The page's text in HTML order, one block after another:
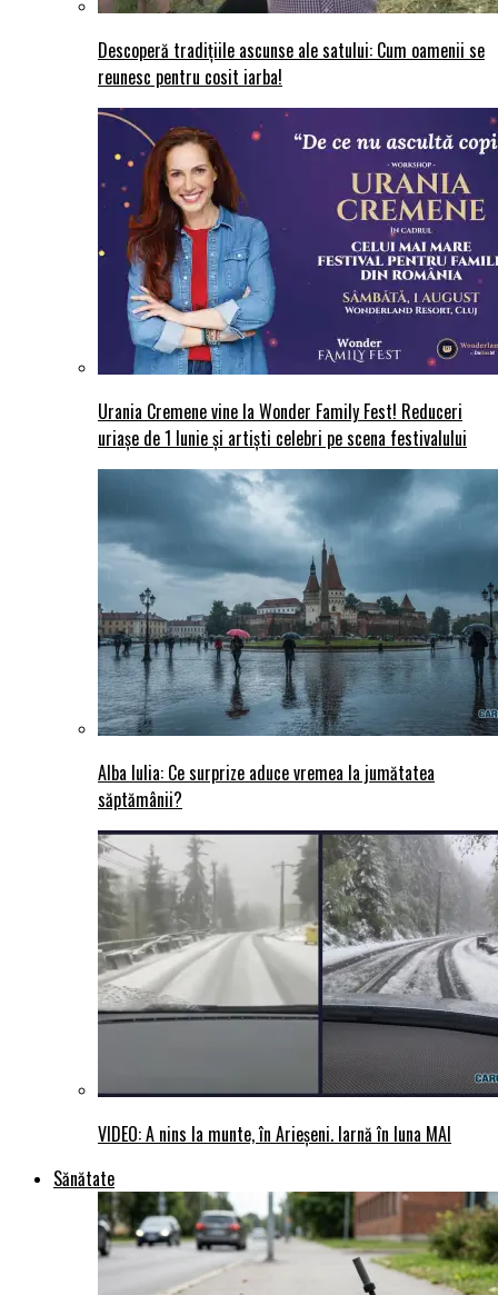
Descoperă tradițiile ascunse ale satului: Cum oamenii se
reunesc pentru cosit iarba!
Urania Cremene vine la Wonder Family Fest! Reduceri
uriașe de 1 Iunie și artiști celebri pe scena festivalului
Alba Iulia: Ce surprize aduce vremea la jumătatea
săptămânii?
VIDEO: A nins la munte, în Arieșeni. Iarnă în luna MAI
Sănătate